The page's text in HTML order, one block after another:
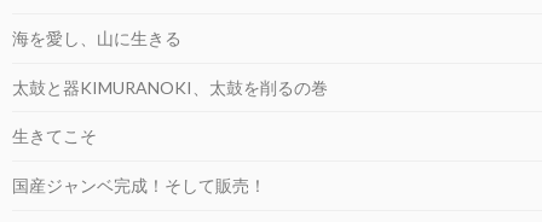
海を愛し、山に生きる
太鼓と器KIMURANOKI、太鼓を削るの巻
生きてこそ
国産ジャンベ完成！そして販売！